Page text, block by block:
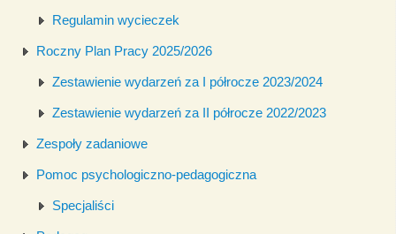
Regulamin wycieczek
Roczny Plan Pracy 2025/2026
Zestawienie wydarzeń za I półrocze 2023/2024
Zestawienie wydarzeń za II półrocze 2022/2023
Zespoły zadaniowe
Pomoc psychologiczno-pedagogiczna
Specjaliści